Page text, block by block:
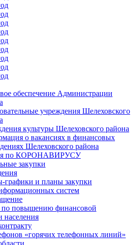
обеспечение Администрации
учреждения Шелеховского
культуры Шелеховского района
о вакансиях в финансовых
Шелеховского района
по КОРОНАВИРУСУ
закупки
графики и планы закупки
систем
по повышению финансовой
населения
«горячих телефонных линий»